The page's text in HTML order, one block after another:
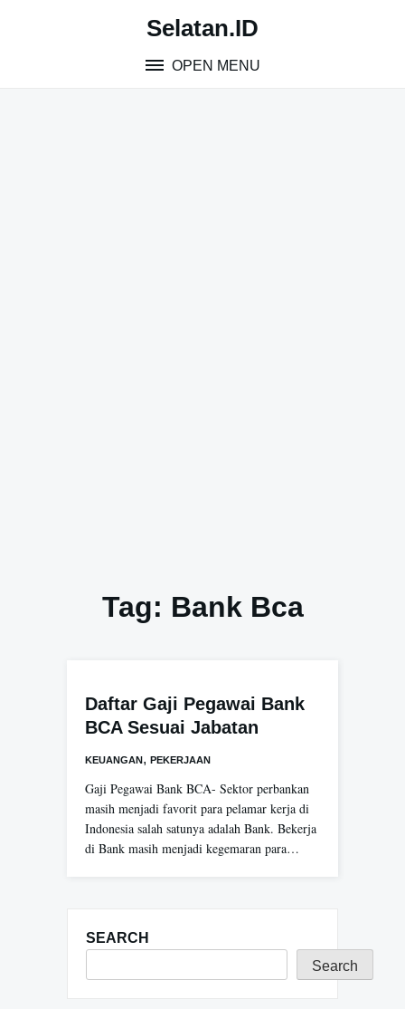
Selatan.ID
OPEN MENU
Tag: Bank Bca
Daftar Gaji Pegawai Bank
BCA Sesuai Jabatan
KEUANGAN, PEKERJAAN
Gaji Pegawai Bank BCA- Sektor perbankan
masih menjadi favorit para pelamar kerja di
Indonesia salah satunya adalah Bank. Bekerja
di Bank masih menjadi kegemaran para…
SEARCH
Search